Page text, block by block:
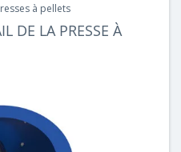
à pellets
DE LA PRESSE À